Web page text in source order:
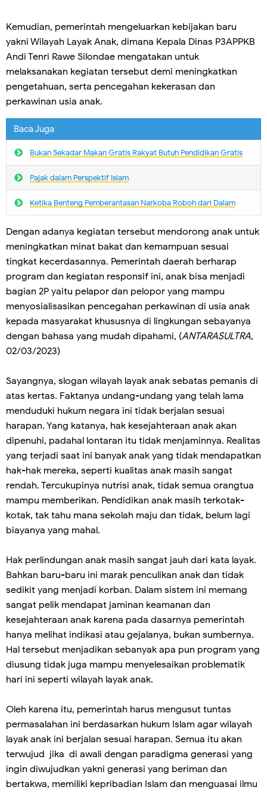
Kemudian, pemerintah mengeluarkan kebijakan baru
yakni Wilayah Layak Anak, dimana Kepala Dinas P3APPKB
Andi Tenri Rawe Silondae mengatakan untuk
melaksanakan kegiatan tersebut demi meningkatkan
pengetahuan, serta pencegahan kekerasan dan
perkawinan usia anak.
Baca Juga
Bukan Sekadar Makan Gratis Rakyat Butuh Pendidikan Gratis
Pajak dalam Perspektif Islam
Ketika Benteng Pemberantasan Narkoba Roboh dari Dalam
Dengan adanya kegiatan tersebut mendorong anak untuk
meningkatkan minat bakat dan kemampuan sesuai
tingkat kecerdasannya. Pemerintah daerah berharap
program dan kegiatan responsif ini, anak bisa menjadi
bagian 2P yaitu pelapor dan pelopor yang mampu
menyosialisasikan pencegahan perkawinan di usia anak
kepada masyarakat khususnya di lingkungan sebayanya
dengan bahasa yang mudah dipahami, (ANTARASULTRA,
02/03/2023)
Sayangnya, slogan wilayah layak anak sebatas pemanis di
atas kertas. Faktanya undang-undang yang telah lama
menduduki hukum negara ini tidak berjalan sesuai
harapan. Yang katanya, hak kesejahteraan anak akan
dipenuhi, padahal lontaran itu tidak menjaminnya. Realitas
yang terjadi saat ini banyak anak yang tidak mendapatkan
hak-hak mereka, seperti kualitas anak masih sangat
rendah. Tercukupinya nutrisi anak, tidak semua orangtua
mampu memberikan. Pendidikan anak masih terkotak-
kotak, tak tahu mana sekolah maju dan tidak, belum lagi
biayanya yang mahal.
Hak perlindungan anak masih sangat jauh dari kata layak.
Bahkan baru-baru ini marak penculikan anak dan tidak
sedikit yang menjadi korban. Dalam sistem ini memang
sangat pelik mendapat jaminan keamanan dan
kesejahteraan anak karena pada dasarnya pemerintah
hanya melihat indikasi atau gejalanya, bukan sumbernya.
Hal tersebut menjadikan sebanyak apa pun program yang
diusung tidak juga mampu menyelesaikan problematik
hari ini seperti wilayah layak anak.
Oleh karena itu, pemerintah harus mengusut tuntas
permasalahan ini berdasarkan hukum Islam agar wilayah
layak anak ini berjalan sesuai harapan. Semua itu akan
terwujud jika di awali dengan paradigma generasi yang
ingin diwujudkan yakni generasi yang beriman dan
bertakwa, memiliki kepribadian Islam dan menguasai ilmu